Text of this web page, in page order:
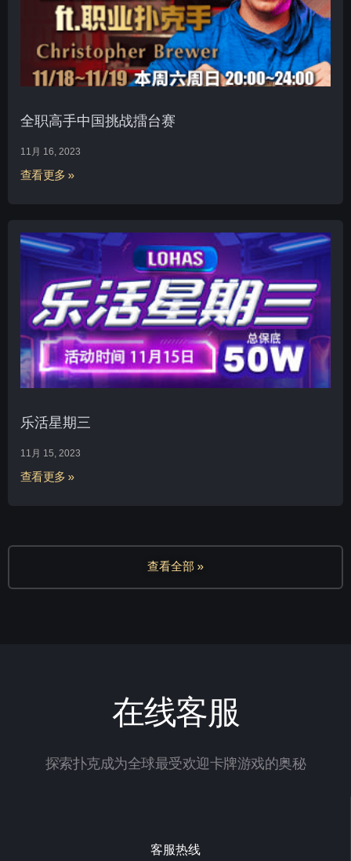
全职高手中国挑战擂台赛
11月 16, 2023
查看更多 »
乐活星期三
11月 15, 2023
查看更多 »
查看全部 »
在线客服
探索扑克成为全球最受欢迎卡牌游戏的奥秘
客服热线